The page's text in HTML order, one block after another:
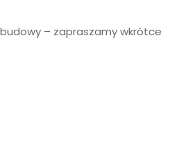
– zapraszamy wkrótce